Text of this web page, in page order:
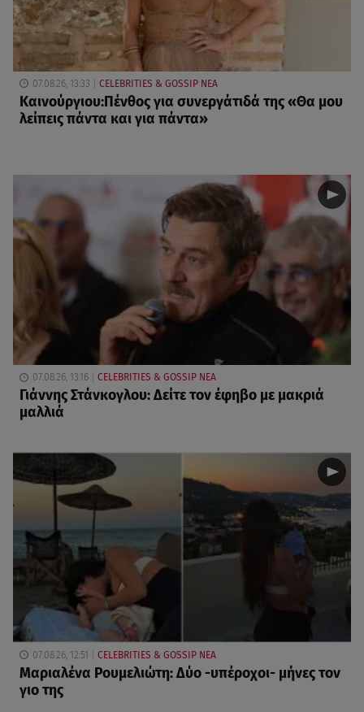
07.08.26, 13:33 CELEBRITIES & GOSSIP ΝΕΑ
Καινούργιου:Πένθος για συνεργάτιδά της «Θα μου
λείπεις πάντα και για πάντα»
07.08.26, 13:16 CELEBRITIES & GOSSIP ΝΕΑ
Γιάννης Στάνκογλου: Δείτε τον έφηβο με μακριά
μαλλιά
07.08.26, 12:51 CELEBRITIES & GOSSIP ΝΕΑ
Μαριαλένα Ρουμελιώτη: Δύο -υπέροχοι- μήνες τον
γιο της